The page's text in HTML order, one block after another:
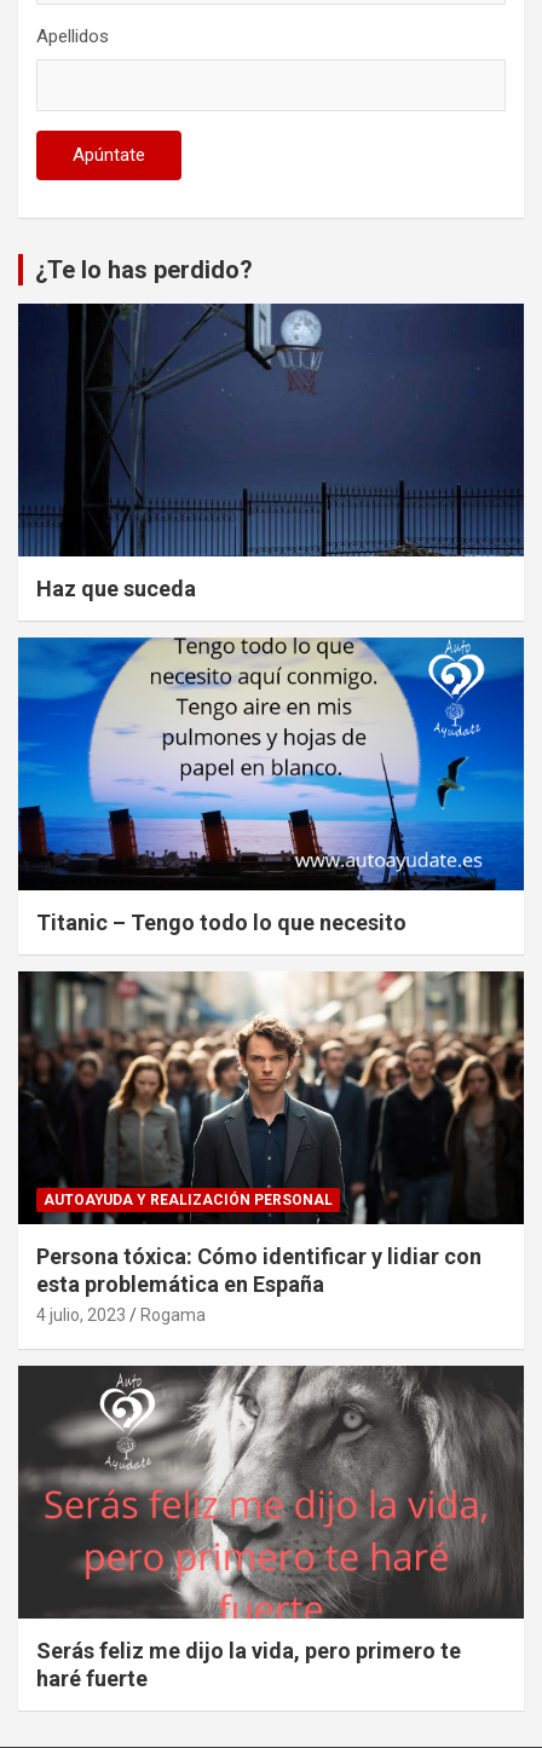
Apellidos
¿Te lo has perdido?
Haz que suceda
Titanic – Tengo todo lo que necesito
AUTOAYUDA Y REALIZACIÓN PERSONAL
Persona tóxica: Cómo identificar y lidiar con
esta problemática en España
4 julio, 2023 Rogama
Serás feliz me dijo la vida, pero primero te
haré fuerte